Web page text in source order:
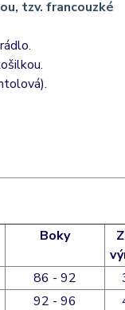
tzv. francouzké
Boky
86 - 92
92 - 96